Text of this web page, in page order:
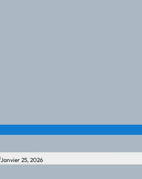
Janvier 25, 2026